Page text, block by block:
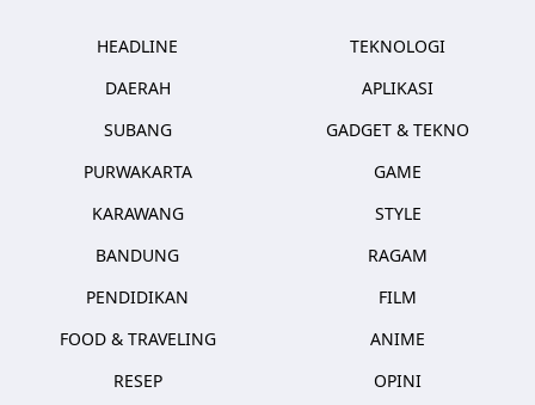
HEADLINE
DAERAH
SUBANG
PURWAKARTA
KARAWANG
BANDUNG
PENDIDIKAN
FOOD & TRAVELING
RESEP
TEKNOLOGI
APLIKASI
GADGET & TEKNO
GAME
STYLE
RAGAM
FILM
ANIME
OPINI